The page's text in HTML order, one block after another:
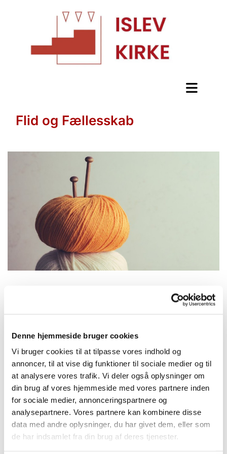
Denne hjemmeside bruger cookies
Vi bruger cookies til at tilpasse vores indhold og
annoncer, til at vise dig funktioner til sociale medier og til
at analysere vores trafik. Vi deler også oplysninger om
din brug af vores hjemmeside med vores partnere inden
for sociale medier, annonceringspartnere og
analysepartnere. Vores partnere kan kombinere disse
data med andre oplysninger, du har givet dem, eller som
de har indsamlet fra din brug af deres tjenester.
Flid og Fællesskab
Islev Kirke, Natsværmervej 2, 2610
Rødovre
Hvis du er interesseret i at mødes med andre –
unge som ældre - der elsker forskellige former for
håndarbejde, så kig indenfor i Flid & Fællesskab i